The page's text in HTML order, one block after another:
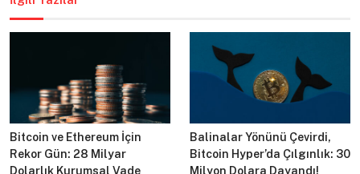
Bitcoin ve Ethereum İçin
Rekor Gün: 28 Milyar
Dolarlık Kurumsal Vade
Balinalar Yönünü Çevirdi,
Bitcoin Hyper’da Çılgınlık: 30
Milyon Dolara Dayandı!